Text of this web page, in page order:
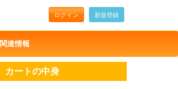
ログイン 新規登録
関連情報
カートの中身